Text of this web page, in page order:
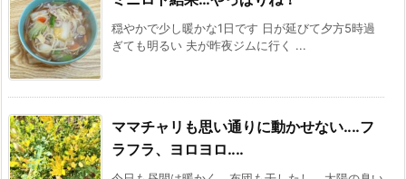
穏やかで少し暖かな1日です 日が延びて夕方5時過
ぎても明るい 夫が昨夜ジムに行く ...
ママチャリも思い通りに動かせない‥‥フ
ラフラ、ヨロヨロ‥‥